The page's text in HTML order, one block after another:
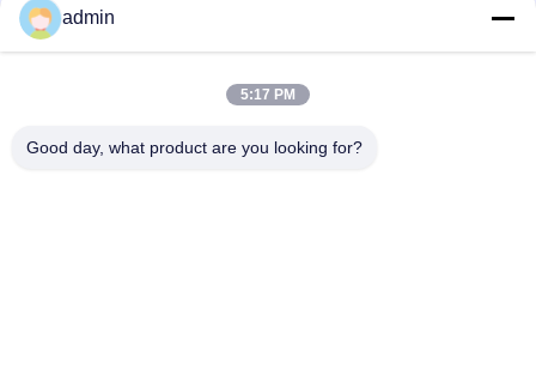
admin
5:17 PM
Good day, what product are you looking for?